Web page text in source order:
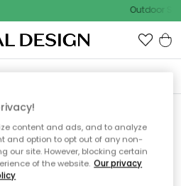
Outdoor
löydä
sivua
content and ads, and to analyze
and option to opt out of any non-
our site. However, blocking certain
of the website. Our privacy